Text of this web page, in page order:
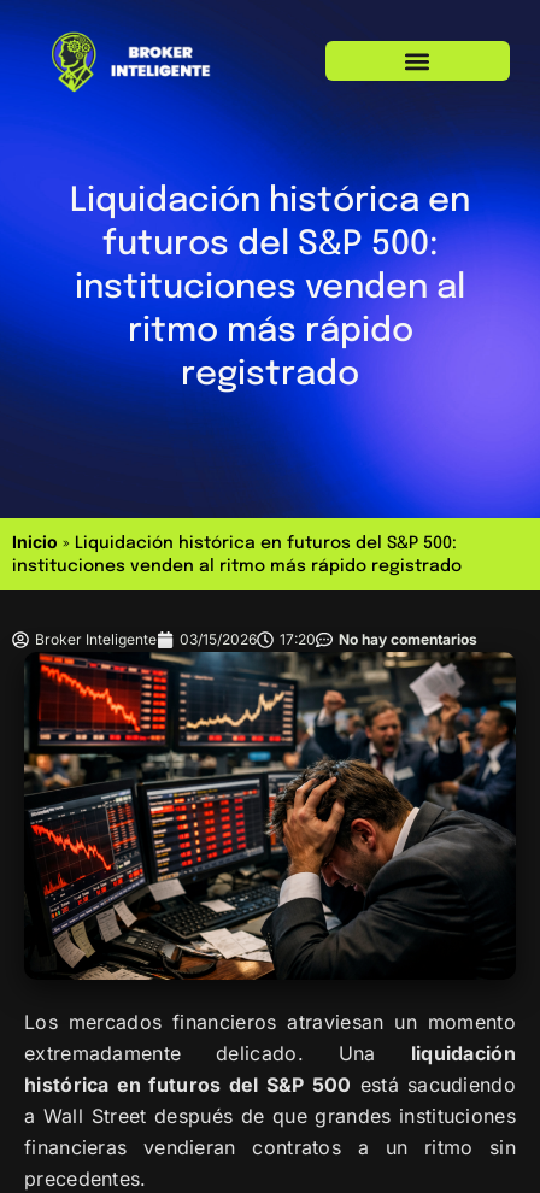
Liquidación histórica en
futuros del S&P 500:
instituciones venden al
ritmo más rápido
registrado
Inicio » Liquidación histórica en futuros del S&P 500:
instituciones venden al ritmo más rápido registrado
Broker Inteligente 03/15/2026 17:20 No hay comentarios
Los mercados financieros atraviesan un momento
extremadamente delicado. Una liquidación
histórica en futuros del S&P 500 está sacudiendo
a Wall Street después de que grandes instituciones
financieras vendieran contratos a un ritmo sin
precedentes.